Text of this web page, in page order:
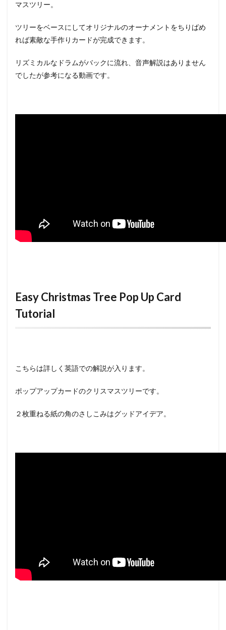
マスツリー。
ツリーをベースにしてオリジナルのオーナメントをちりばめ
れば素敵な手作りカードが完成できます。
リズミカルなドラムがバックに流れ、音声解説はありません
でしたが参考になる動画です。
Easy Christmas Tree Pop Up Card
Tutorial
こちらは詳しく英語での解説が入ります。
ポップアップカードのクリスマスツリーです。
２枚重ねる紙の角のさしこみはグッドアイデア。